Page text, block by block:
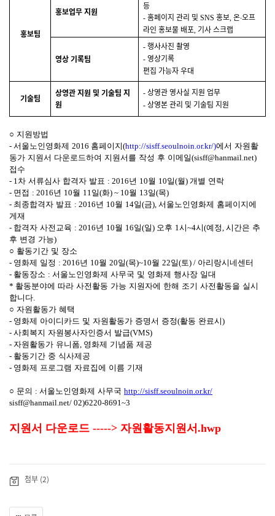
홍보팀
홍보업무 지원
등
- 홈페이지 관리 및 SNS 홍보, 온∙오프
라인 홍보물 배포, 기사 스크랩
영상 기록팀
- 행사사진 촬영
- 영상기록
편집 가능자 우대
기술팀
상영관 지원 및 기술팀 지
원
- 상영관 영사실 지원 업무
- 상영본 관리 및 기술팀 지원
○ 지원방법
- 서울노인영화제 2016 홈페이지(http://sisff.seoulnoin.or.kr/)에서 자원활
동가 지원서 다운로드하여 지원서를 작성 후 이메일(sisff@hanmail.net)
접수
- 1차 서류심사 합격자 발표 : 2016년 10월 10일(월) 개별 연락
- 면접 : 2016년 10월 11일(화) ~ 10월 13일(목)
- 최종합격자 발표 : 2016년 10월 14일(금), 서울노인영화제 홈페이지에
게재
- 합격자 사전교육 : 2016년 10월 16일(일) 오후 1시~4시(예정, 시간은 추
후 변경 가능)
○ 활동기간 및 장소
- 영화제 일정 : 2016년 10월 20일(목)~10월 22일(토) / 아리랑시네센터
- 활동장소 : 서울노인영화제 사무국 및 영화제 행사장 일대
* 활동분야에 따라 사전활동 가능 지원자에 한해 조기 사전활동을 실시
합니다.
○ 자원활동가 혜택
- 영화제 아이디카드 및 자원활동가 증명서 증정(활동 완료시)
- 사회복지 자원봉사자인증서 발급(VMS)
- 자원활동가 유니폼, 영화제 기념품 제공
- 활동기간 중 식사제공
- 영화제 프로그램 자료집에 이름 기재
○ 문의 : 서울노인영화제 사무국 http://sisff.seoulnoin.or.kr/
sisff@hanmail.net/ 02)6220-8691~3
지원서 다운로드 -----> 자원활동지원서.hwp
첨부 (2)